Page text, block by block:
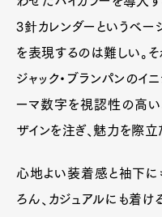
3針カレンダーというベー
を表現するのは難しい。
ジャック・ブランパンのイ
ーマ数字を視認性の高い
ザインを注ぎ、魅力を際立
心地よい装着感と袖下に
ろん、カジュアルにも着